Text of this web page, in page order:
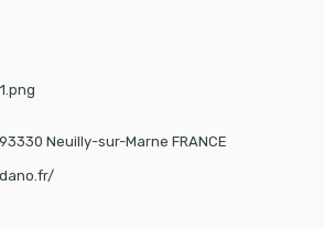
Neuilly-sur-Marne FRANCE